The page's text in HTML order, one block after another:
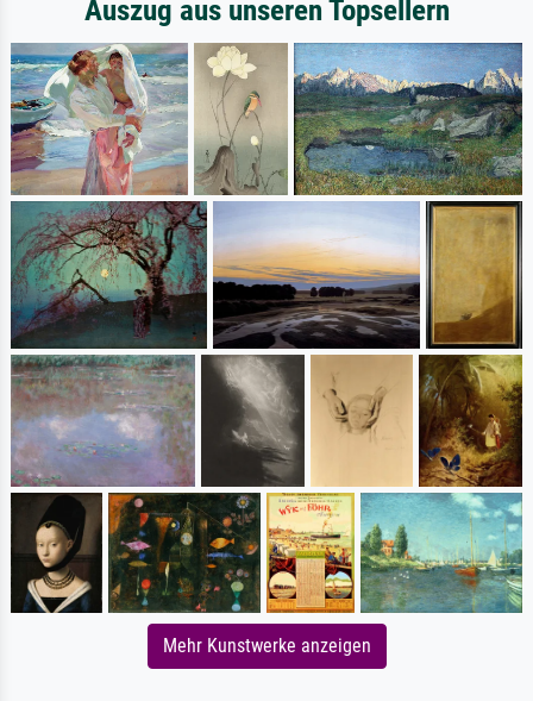
Auszug aus unseren Topsellern
Mehr Kunstwerke anzeigen